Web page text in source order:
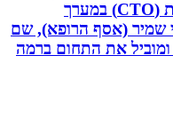
תחום חסימות כליליות כרוניות (CTO) במערך
(אסף הרופא), שם
את התחום ברמה